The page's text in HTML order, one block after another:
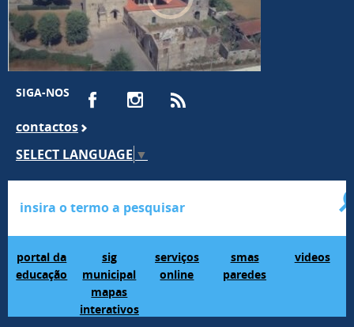
SIGA-NOS
contactos
SELECT LANGUAGE ▼
portal da
educação
sig
municipal
mapas
interativos
serviços
online
smas
paredes
videos